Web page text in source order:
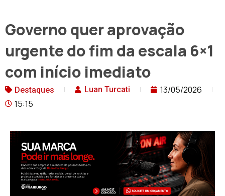
Governo quer aprovação
urgente do fim da escala 6×1
com início imediato
Destaques Luan Turcati
13/05/2026
15:15